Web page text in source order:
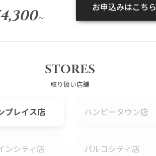
～
お申込みはこちら
STORES
取り扱い店舗
プレイス店 ハンビータウン店
ンシティ店 パルコシティ店